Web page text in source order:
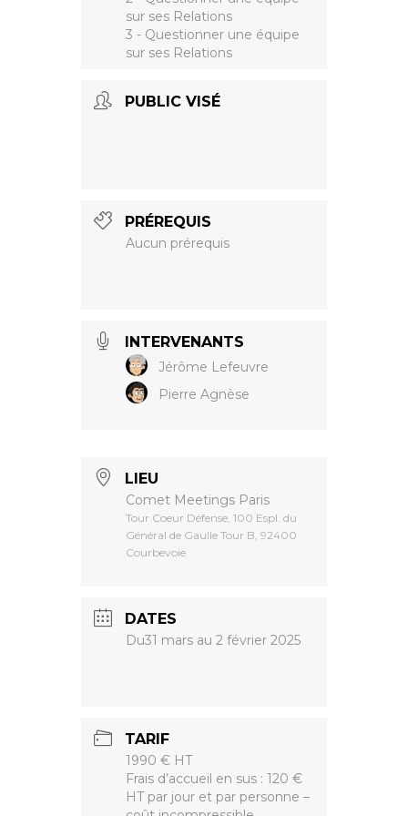
sur ses Relations
3 - Questionner une équipe
sur ses Relations
PUBLIC VISÉ
PRÉREQUIS
Aucun prérequis
INTERVENANTS
Jérôme Lefeuvre
Pierre Agnèse
LIEU
Comet Meetings Paris
Tour Coeur Défense, 100 Espl. du
Général de Gaulle Tour B, 92400
Courbevoie
DATES
Du31 mars au 2 février 2025
TARIF
1990 € HT
Frais d’accueil en sus : 120 €
HT par jour et par personne –